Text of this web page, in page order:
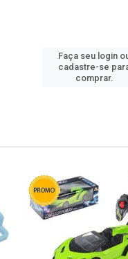
Faça seu login
cadastre-se
comprar.